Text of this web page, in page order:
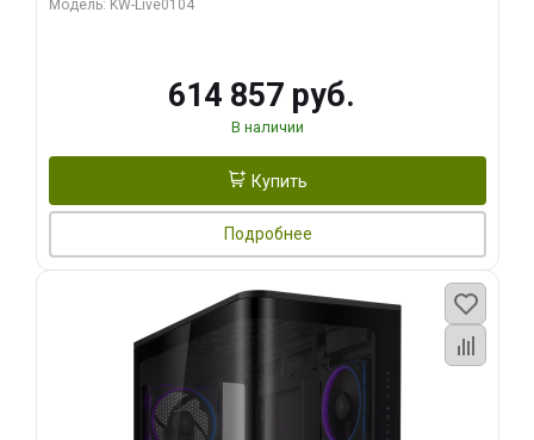
Модель: KW-Live0104
614 857 руб.
В наличии
Купить
Подробнее